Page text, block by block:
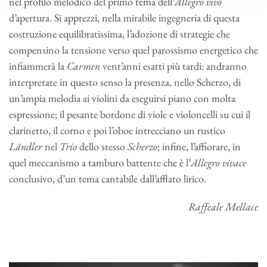
d’apertura. Si apprezzi, nella mirabile ingegneria di questa
costruzione equilibratissima, l’adozione di strategie che
compensino la tensione verso quel parossismo energetico che
infiammerà la Carmenvent’anni esatti più tardi: andranno
interpretate in questo senso la presenza, nello Scherzo, di
un’ampia melodia ai violini da eseguirsi piano con molta
espressione; il pesante bordone di viole e violoncelli su cui il
clarinetto, il corno e poi l’oboe intrecciano un rustico
Ländlernel Triodello stessoScherzo; infine, l’affiorare, in
quel meccanismo a tamburo battente che è l’Allegro vivace
conclusivo, d’un tema cantabile dall’afflato lirico.
Raffeale Mellace